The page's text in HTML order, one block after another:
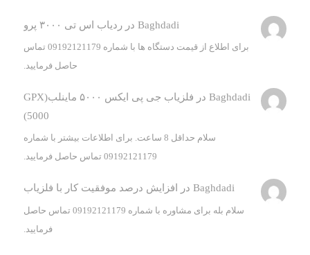
Baghdadi درردیاب اس تی ۳۰۰۰ پرو
برای اطلاع از قیمت دستگاه ها با شماره 09192121179 تماس
حاصل فرمایید.
Baghdadi در
فلزیاب جی پی ایکس ۵۰۰۰ ماینلب(GPX
5000)
سلام حداقل 8 ساعت. برای اطلاعات بیشتر با شماره
09192121179 تماس حاصل فرمایید.
Baghdadi در افزایش درصد موفقیت کار با فلزیاب
سلام بله برای مشاوره با شماره 09192121179 تماس حاصل
فرمایید.